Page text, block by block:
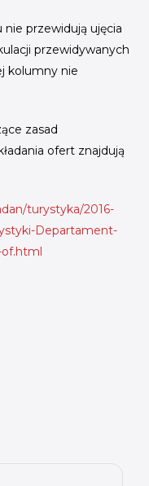
nie przewidują ujęcia
przewidywanych
kolumny nie
zasad
ofert znajdują
turystyka/2016-
Departament-